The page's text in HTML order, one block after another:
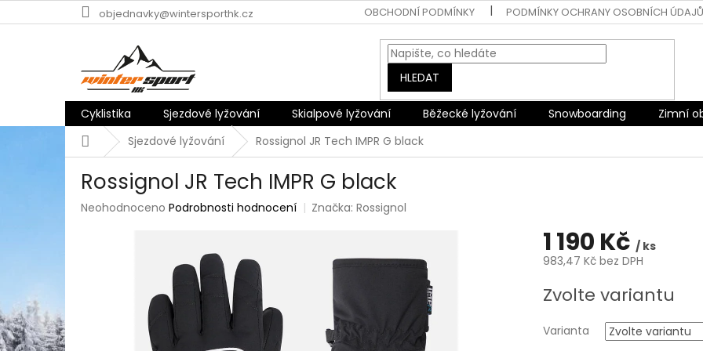
na
objednavky@wintersporthk.cz OBCHODNÍ PODMÍNKY PODMÍNKY OCHRANY OSOBNÍCH ÚDAJŮ
HLEDAT
Cyklistika Sjezdové lyžování Skialpové lyžování Běžecké lyžování Snowboarding Zimní
DomůSjezdové lyžování Rossignol JR Tech IMPR G black
Rossignol JR Tech IMPR G black
Průměrné
Neohodnoceno Podrobnosti hodnocení Značka:Rossignol
1 190 Kč / ks
983,47 Kč bez DPH
cena:
Zvolte variantu
Varianta